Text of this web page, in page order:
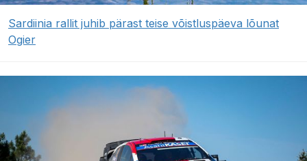
Sardiinia rallit juhib pärast teise võistluspäeva lõunat
Ogier